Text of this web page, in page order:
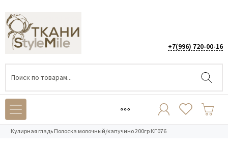
+7(996) 720-00-16
Каталог
Кулирная гладь Полоска молочный/капучино 200гр КГ076